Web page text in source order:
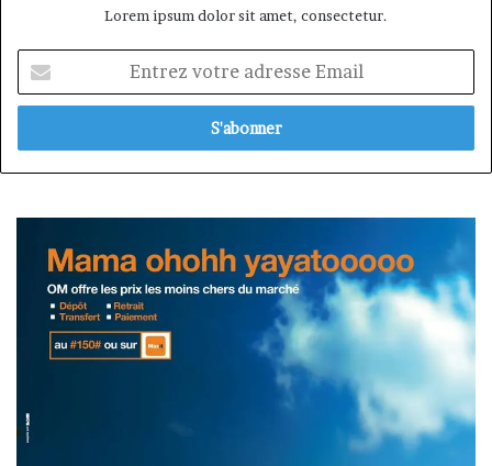
Lorem ipsum dolor sit amet, consectetur.
votre
adresse